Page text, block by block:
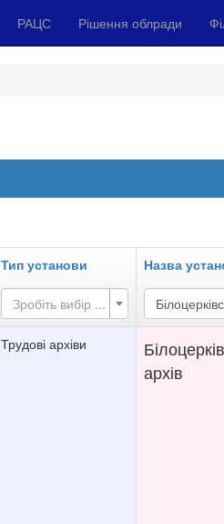
РАЦС Рішення облради
Тип установи Назва
Зробіть вибір ...
Трудові архіви
архів